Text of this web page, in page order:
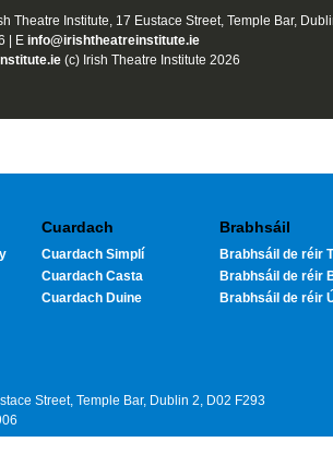
Theatre Institute, 17 Eustace Street, Temple Bar,
| E info@irishtheatreinstitute.ie
(c) Irish Theatre Institute 2026
Cuardach
Cuardach Simplí
Cuardach Casta
Cuardach Duine
Brabhsáil
Brabhsáil de réir
Brabhsáil de réir
Brabhsáil de réir
Street, Temple Bar, Dublin 2, D02 F293